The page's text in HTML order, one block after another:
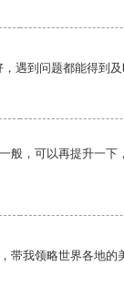
遇到问题都能得到及
般，可以再提升一下
带我领略世界各地的